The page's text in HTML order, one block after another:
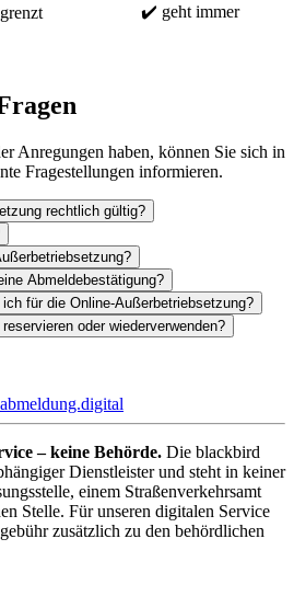
✔️ geht immer
Anregungen haben, können Sie sich in
Fragestellungen informieren.
rechtlich gültig?
Abmeldebestätigung?
für die Online-Außerbetriebsetzung?
oder wiederverwenden?
– keine Behörde. Die blackbird
Dienstleister und steht in keiner
einem Straßenverkehrsamt
Stelle. Für unseren digitalen Service
zusätzlich zu den behördlichen